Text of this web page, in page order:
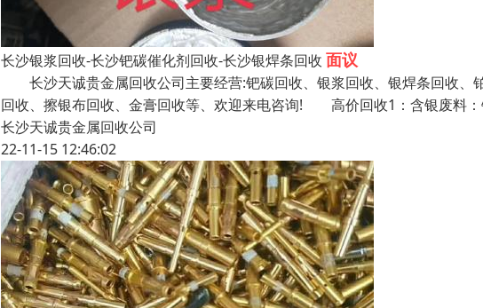
长沙银浆回收-长沙钯碳催化剂回收-长沙银焊条回收 面议
长沙天诚贵金属回收公司主要经营:钯碳回收、银浆回收、银焊条回收、
回收、擦银布回收、金膏回收等、欢迎来电咨询! 高价回收1：含银废料
长沙天诚贵金属回收公司
22-11-15 12:46:02